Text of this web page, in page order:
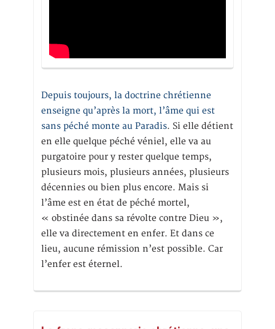
Depuis toujours, la doctrine chrétienne
enseigne qu’après la mort, l’âme qui est
sans péché monte au Paradis. Si elle détient
en elle quelque péché véniel, elle va au
purgatoire pour y rester quelque temps,
plusieurs mois, plusieurs années, plusieurs
décennies ou bien plus encore. Mais si
l’âme est en état de péché mortel,
« obstinée dans sa révolte contre Dieu »,
elle va directement en enfer. Et dans ce
lieu, aucune rémission n’est possible. Car
l’enfer est éternel.